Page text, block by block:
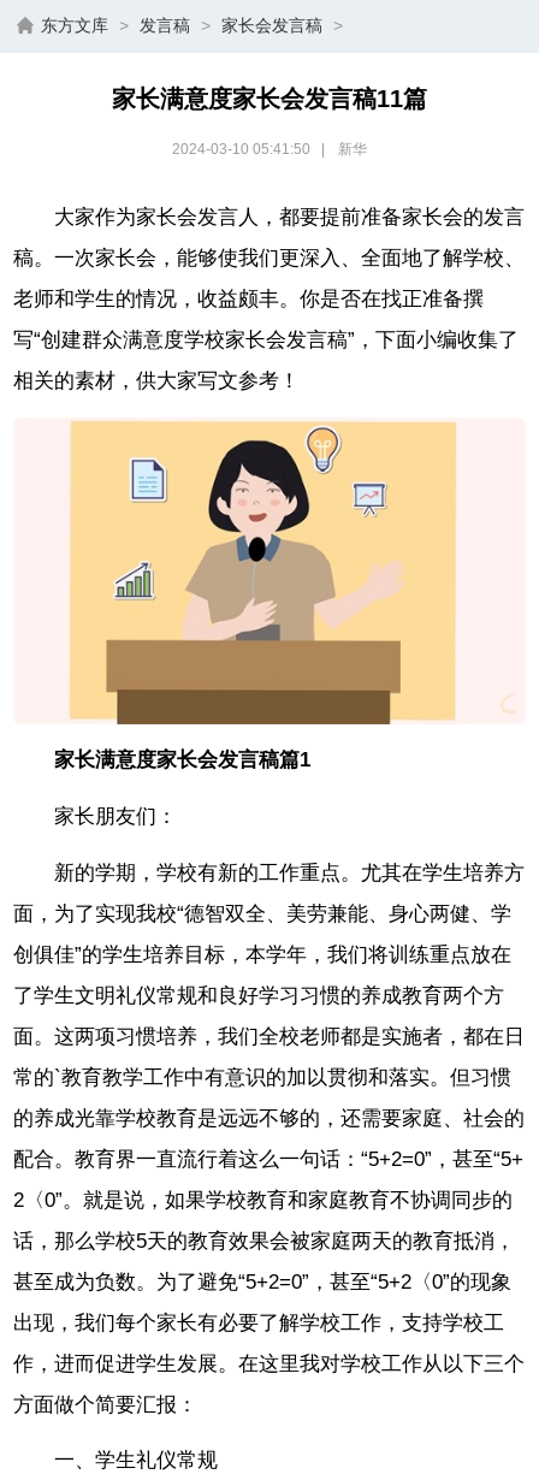
东方文库 > 发言稿 > 家长会发言稿 >
家长满意度家长会发言稿11篇
2024-03-10 05:41:50 新华
大家作为家长会发言人，都要提前准备家长会的发言
稿。一次家长会，能够使我们更深入、全面地了解学校、
老师和学生的情况，收益颇丰。你是否在找正准备撰
写“创建群众满意度学校家长会发言稿”，下面小编收集了
相关的素材，供大家写文参考！
家长满意度家长会发言稿篇1
家长朋友们：
新的学期，学校有新的工作重点。尤其在学生培养方
面，为了实现我校“德智双全、美劳兼能、身心两健、学
创俱佳”的学生培养目标，本学年，我们将训练重点放在
了学生文明礼仪常规和良好学习习惯的养成教育两个方
面。这两项习惯培养，我们全校老师都是实施者，都在日
常的`教育教学工作中有意识的加以贯彻和落实。但习惯
的养成光靠学校教育是远远不够的，还需要家庭、社会的
配合。教育界一直流行着这么一句话：“5+2=0”，甚至“5+
2〈0”。就是说，如果学校教育和家庭教育不协调同步的
话，那么学校5天的教育效果会被家庭两天的教育抵消，
甚至成为负数。为了避免“5+2=0”，甚至“5+2〈0”的现象
出现，我们每个家长有必要了解学校工作，支持学校工
作，进而促进学生发展。在这里我对学校工作从以下三个
方面做个简要汇报：
一、学生礼仪常规